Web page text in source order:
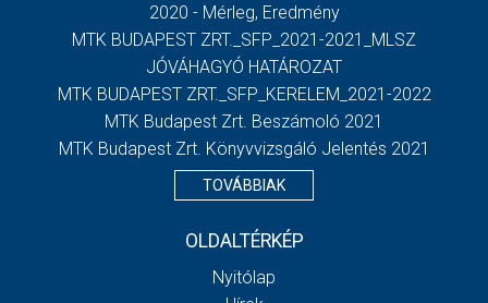
2020 - Mérleg, Eredmény
MTK BUDAPEST ZRT._SFP_2021-2021_MLSZ
JÓVÁHAGYÓ HATÁROZAT
MTK BUDAPEST ZRT._SFP_KERELEM_2021-2022
MTK Budapest Zrt. Beszámoló 2021
MTK Budapest Zrt. Könyvvizsgáló Jelentés 2021
TOVÁBBIAK
OLDALTÉRKÉP
Nyitólap